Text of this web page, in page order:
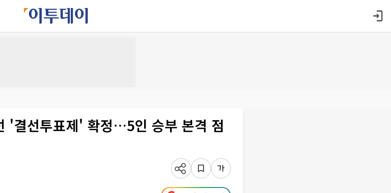
'결선투표제' 확정…5인 승부 본격 점